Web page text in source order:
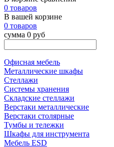
0 товаров
В вашей корзине
0 товаров
сумма 0 руб
Офисная мебель
Металлические шкафы
Стеллажи
Системы хранения
Складские стеллажи
Верстаки металлические
Верстаки столярные
Тумбы и тележки
Шкафы для инструмента
Мебель ESD